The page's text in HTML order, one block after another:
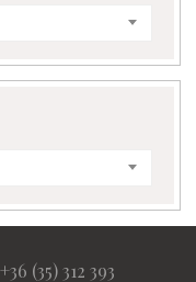
+36 (35) 312 393